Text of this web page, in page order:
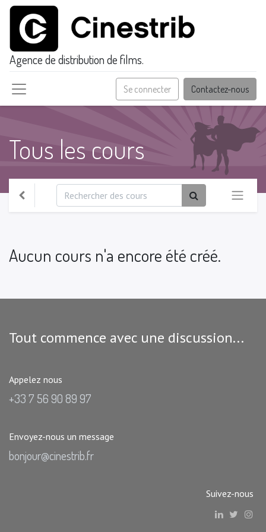
Agence de distribution de films.
Se connecter Contactez-nous
Tous les cours
Aucun cours n'a encore été créé.
Tout commence avec une discussion...
Appelez nous
+33 7 56 90 89 97
Envoyez-nous un message
bonjour@cinestrib.fr
Suivez-nous